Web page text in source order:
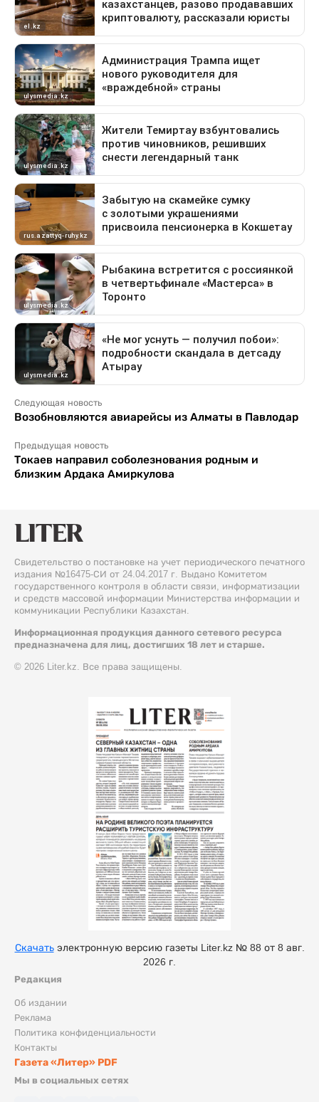
Следующая новость
Возобновляются авиарейсы из Алматы в Павлодар
Предыдущая новость
Токаев направил соболезнования родным и
близким Ардака Амиркулова
Свидетельство о постановке на учет периодического печатного
издания №16475-СИ от 24.04.2017 г. Выдано Комитетом
государственного контроля в области связи, информатизации
и средств массовой информации Министерства информации и
коммуникации Республики Казахстан.
Информационная продукция данного сетевого ресурса
предназначена для лиц, достигших 18 лет и старше.
© 2026 Liter.kz. Все права защищены.
Редакция
Об издании
Реклама
Политика конфиденциальности
Контакты
Газета «Литер» PDF
Мы в социальных сетях
Скачатьэлектронную версию газеты Liter.kz № 88 от 8 авг.
2026 г.